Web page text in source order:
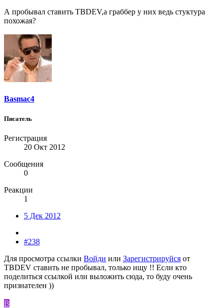
А пробывал ставить TBDEV,a граббер у них ведь стуктура
похожая?
Basmac4
Писатель
Регистрация
20 Окт 2012
Сообщения
0
Реакции
1
5 Дек 2012
#238
Для просмотра ссылки Войди или Зарегистрируйся от
TBDEV ставить не пробывал, только ищу !! Если кто
поделиться ссылкой или выложить сюда, то буду очень
признателен ))
B